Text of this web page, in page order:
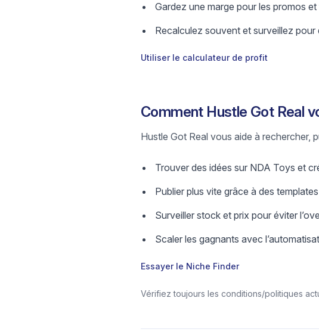
Gardez une marge pour les promos
Recalculez souvent et surveillez pour
Utiliser le calculateur de profit
Comment Hustle Got Real
Hustle Got Real vous aide à rechercher,
Trouver des idées sur NDA Toys et
Publier plus vite grâce à des
Surveiller stock et prix pour éviter
Scaler les gagnants avec
Essayer le Niche Finder
Vérifiez toujours les conditions/politiques